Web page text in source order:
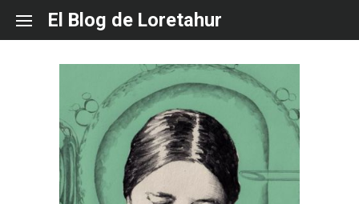
content
El Blog de Loretahur